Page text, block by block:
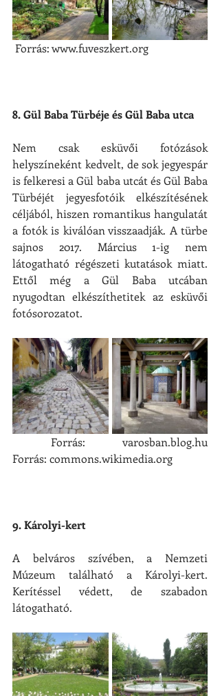
Forrás: www.fuveszkert.org
8. Gül Baba Türbéje és Gül Baba utca
Nem csak esküvői fotózások
helyszíneként kedvelt, de sok jegyespár
is felkeresi a Gül baba utcát és Gül Baba
Türbéjét jegyesfotóik elkészítésének
céljából, hiszen romantikus hangulatát
a fotók is kiválóan visszaadják. A türbe
sajnos 2017. Március 1-ig nem
látogatható régészeti kutatások miatt.
Ettől még a Gül Baba utcában
nyugodtan elkészíthetitek az esküvői
fotósorozatot.
Forrás: commons.wikimedia.org
9. Károlyi-kert
A belváros szívében, a Nemzeti
Múzeum található a Károlyi-kert.
Kerítéssel védett, de szabadon
látogatható.